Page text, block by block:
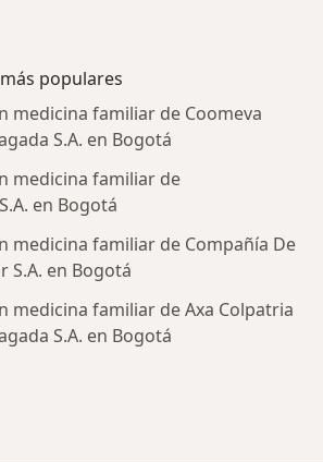
populares
medicina familiar de Coomeva
S.A. en Bogotá
medicina familiar de
en Bogotá
medicina familiar de Compañía De
S.A. en Bogotá
medicina familiar de Axa Colpatria
S.A. en Bogotá